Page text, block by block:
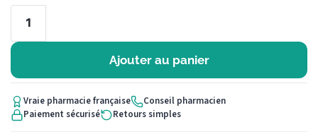
Ajouter au panier
Vraie pharmacie française
Conseil pharmacien
Paiement sécurisé
Retours simples